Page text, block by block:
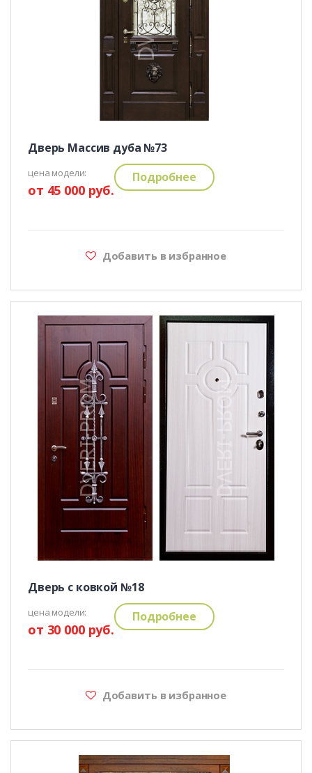
Дверь Массив дуба №73
цена модели:
от 45 000 руб.
Подробнее
Добавить в избранное
Дверь с ковкой №18
цена модели:
от 30 000 руб.
Подробнее
Добавить в избранное